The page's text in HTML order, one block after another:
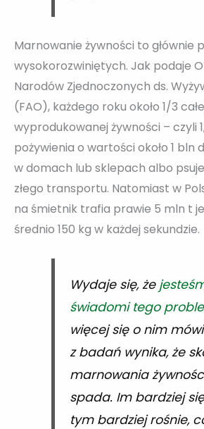
Marnowanie żywności to głównie
wysokorozwiniętych. Jak podaje
Narodów Zjednoczonych ds.
(FAO), każdego roku około 1/3
wyprodukowanej żywności – czyli
pożywienia o wartości około 1 bln
w domach lub sklepach albo
złego transportu. Natomiast w
na śmietnik trafia prawie 5 mln t
średnio 150 kg w każdej sekundzie.
Wydaje się, że
świadomi tego
więcej się o nim
z badań wynika, że
marnowania
spada. Im bardziej
tym bardziej rośnie,